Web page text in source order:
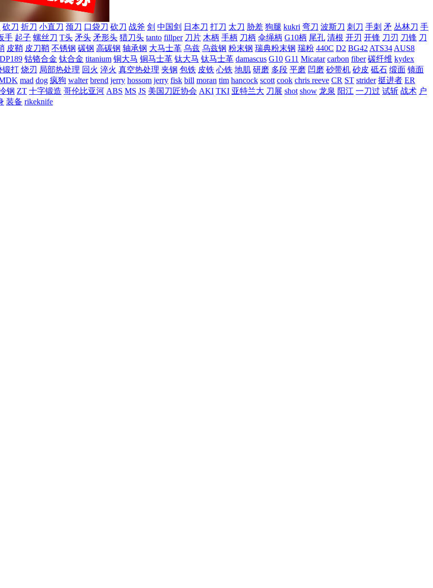
砍刀 折刀 小直刀 颈刀 口袋刀 砍刀 战斧 剑 中国剑 日本刀 打刀 太刀 胁差 狗腿 kukri 弯刀 波斯刀 刺刀 手刺 矛 丛林刀 手
手 起子 螺丝刀 T头 矛头 矛形头 猎刀头 tanto fillper 刀片 木柄 手柄 刀柄 伞绳柄 G10柄 尾孔 清根 开刃 开锋 刀刃 刀锋 刀
皮鞘 皮刀鞘 不锈钢 碳钢 高碳钢 轴承钢 大马士革 乌兹 乌兹钢 粉末钢 瑞典粉末钢 瑞粉 440C D2 BG42 ATS34 AUS8
钴铬合金 钛合金 titanium 铜大马 铜马士革 钛大马 钛马士革 damascus G10 G11 Micatar carbon fiber 碳纤维 kydex
锻打 烧刃 局部热处理 回火 淬火 真空热处理 夹钢 包铁 皮铁 心铁 地肌 研磨 多段 平磨 凹磨 砂带机 砂皮 砥石 缎面 镜面
mad dog 疯狗 walter brend jerry hossom jerry fisk bill moran tim hancock scott cook chris reeve CR ST strider 挺进者 ER
钢 ZT 十字锻造 哥伦比亚河 ABS MS JS 美国刀匠协会 AKI TKI 亚特兰大 刀展 shot show 龙泉 阳江 一刀过 试斩 战术 户
装备 rikeknife